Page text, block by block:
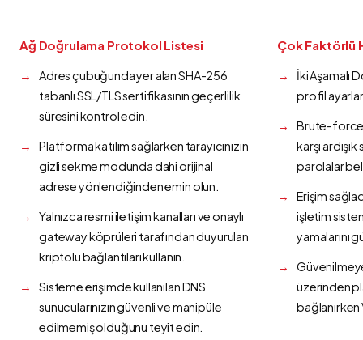
Ağ Doğrulama Protokol Listesi
Adres çubuğunda yer alan SHA-256
tabanlı SSL/TLS sertifikasının geçerlilik
süresini kontrol edin.
Platforma katılım sağlarken tarayıcınızın
gizli sekme modunda dahi orijinal
adrese yönlendiğinden emin olun.
Yalnızca resmi iletişim kanalları ve onaylı
gateway köprüleri tarafından duyurulan
kriptolu bağlantıları kullanın.
Sisteme erişimde kullanılan DNS
sunucularınızın güvenli ve manipüle
edilmemiş olduğunu teyit edin.
Çok Faktörlü
İki Aşamalı
profil
Brute-force
karşı
parolalar
Erişim
işletim
yamalarını
üzerinden
bağlanırken